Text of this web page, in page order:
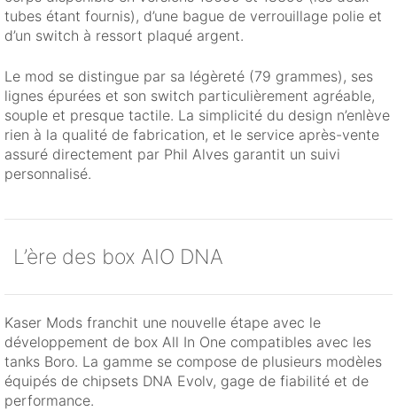
tubes étant fournis), d’une bague de verrouillage polie et
d’un switch à ressort plaqué argent.
Le mod se distingue par sa légèreté (79 grammes), ses
lignes épurées et son switch particulièrement agréable,
souple et presque tactile. La simplicité du design n’enlève
rien à la qualité de fabrication, et le service après-vente
assuré directement par Phil Alves garantit un suivi
personnalisé.
L’ère des box AIO DNA
Kaser Mods franchit une nouvelle étape avec le
développement de box All In One compatibles avec les
tanks Boro. La gamme se compose de plusieurs modèles
équipés de chipsets DNA Evolv, gage de fiabilité et de
performance.